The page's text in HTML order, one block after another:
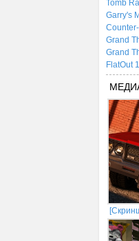
Tomb
Garry's
Grand
Grand
FlatOut